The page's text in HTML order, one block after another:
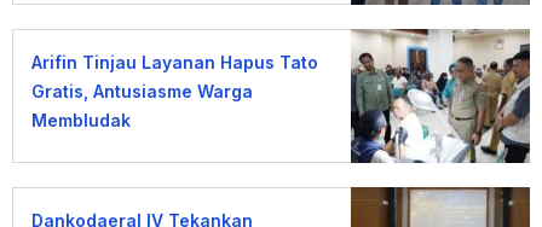
Arifin Tinjau Layanan Hapus Tato
Gratis, Antusiasme Warga
Membludak
Dankodaeral IV Tekankan